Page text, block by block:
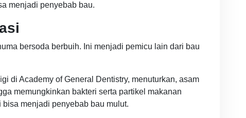
menjadi penyebab bau.
bersoda berbuih. Ini menjadi pemicu lain dari bau
di Academy of General Dentistry, menuturkan, asam
memungkinkan bakteri serta partikel makanan
menjadi penyebab bau mulut.